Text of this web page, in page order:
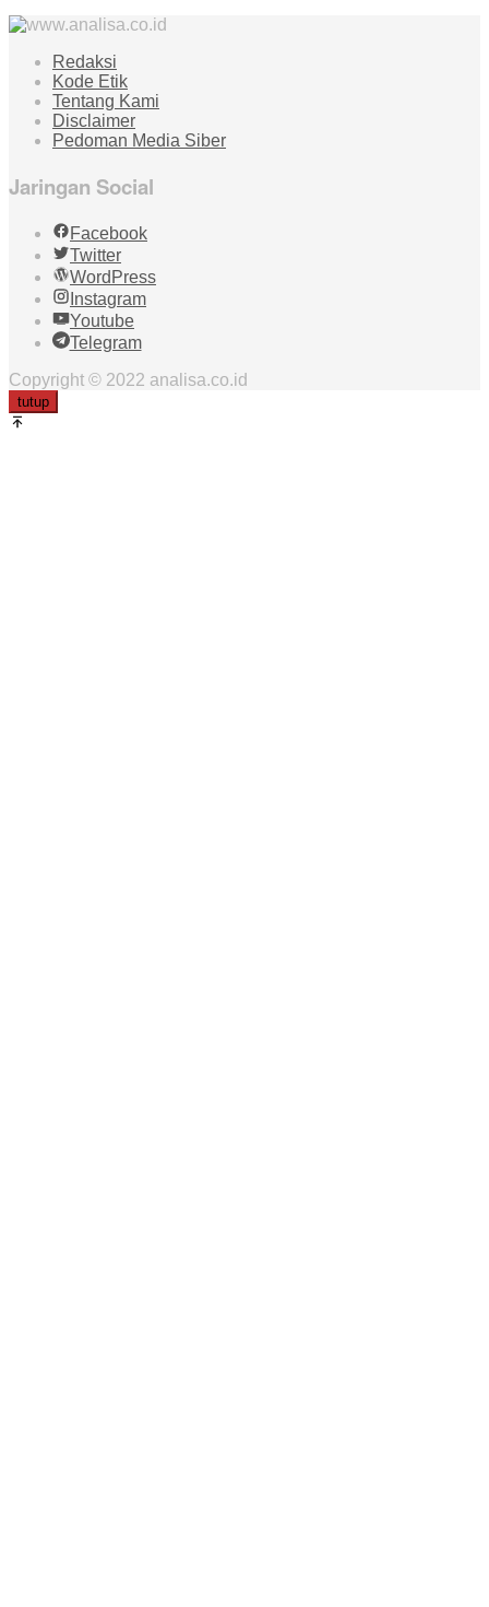
Redaksi
Kode Etik
Tentang Kami
Disclaimer
Pedoman Media Siber
Jaringan Social
Facebook
Twitter
WordPress
Instagram
Youtube
Telegram
Copyright © 2022 analisa.co.id
tutup